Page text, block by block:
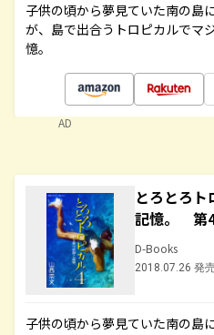
子供の頃から夢見ていた南の島
が、島で出合うトロピカルでマ
憶。
AD
とろとろ
記憶。 第
D-Books
2018.07.26 発
子供の頃から夢見ていた南の島